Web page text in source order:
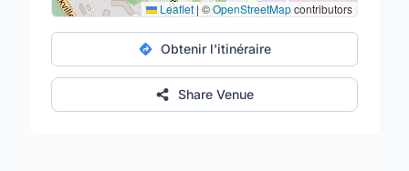
Leaflet | ©OpenStreetMapcontributors
Obtenir l'itinéraire
Share Venue